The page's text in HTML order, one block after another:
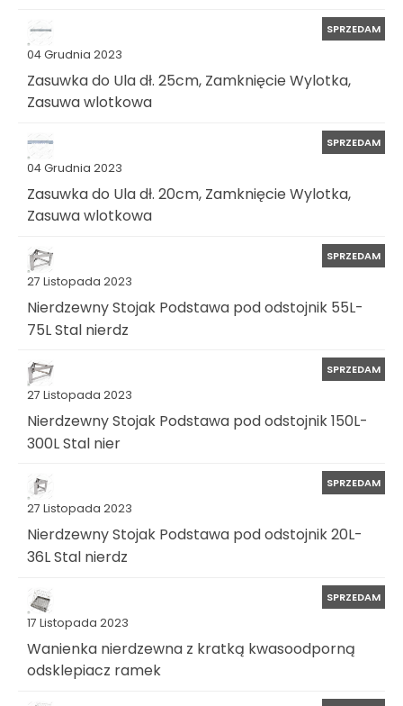
04 Grudnia 2023
SPRZEDAM
Zasuwka do Ula dł. 25cm, Zamknięcie Wylotka,
Zasuwa wlotkowa
04 Grudnia 2023
SPRZEDAM
Zasuwka do Ula dł. 20cm, Zamknięcie Wylotka,
Zasuwa wlotkowa
27 Listopada 2023
SPRZEDAM
Nierdzewny Stojak Podstawa pod odstojnik 55L-
75L Stal nierdz
27 Listopada 2023
SPRZEDAM
Nierdzewny Stojak Podstawa pod odstojnik 150L-
300L Stal nier
27 Listopada 2023
SPRZEDAM
Nierdzewny Stojak Podstawa pod odstojnik 20L-
36L Stal nierdz
17 Listopada 2023
SPRZEDAM
Wanienka nierdzewna z kratką kwasoodporną
odsklepiacz ramek